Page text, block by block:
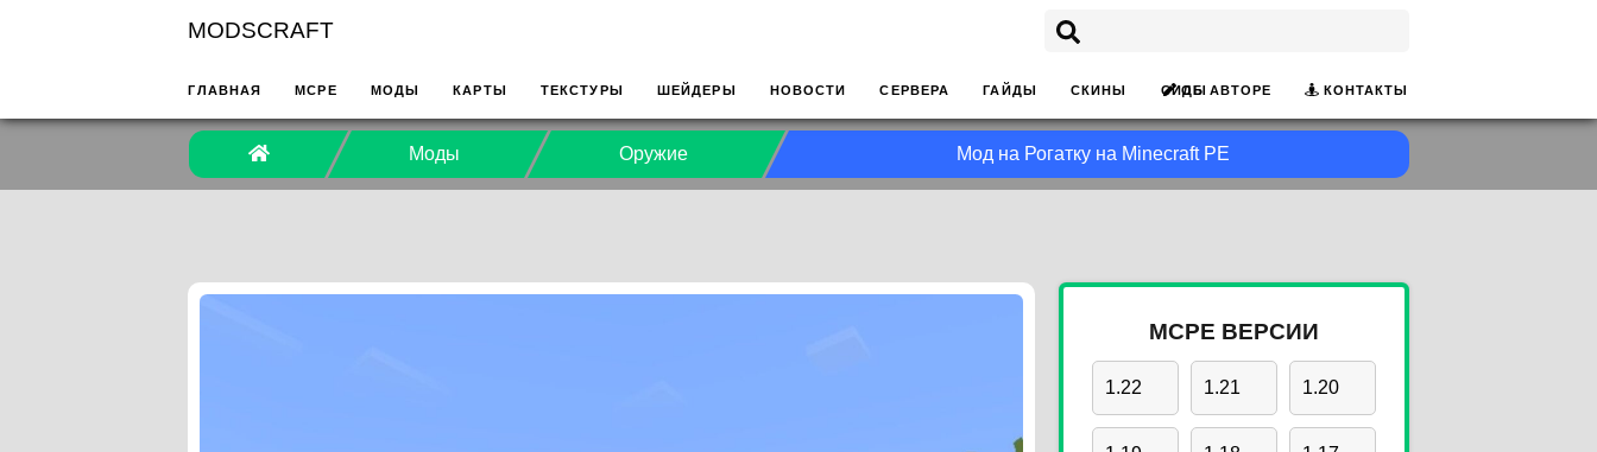
MODSCRAFT
ГЛАВНАЯ MCPE МОДЫ КАРТЫ ТЕКСТУРЫ ШЕЙДЕРЫ НОВОСТИ СЕРВЕРА ГАЙДЫ СКИНЫ СИДЫОБ АВТОРЕ КОНТАКТЫ
Моды Оружие Мод на Рогатку на Minecraft PE
MCPE ВЕРСИИ
1.22 1.21 1.20